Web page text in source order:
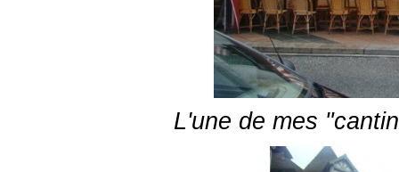
L'une de mes